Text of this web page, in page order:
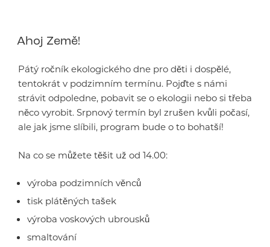
Ahoj Země!
Pátý ročník ekologického dne pro děti i dospělé,
tentokrát v podzimním termínu. Pojďte s námi
strávit odpoledne, pobavit se o ekologii nebo si třeba
něco vyrobit. Srpnový termín byl zrušen kvůli počasí,
ale jak jsme slíbili, program bude o to bohatší!
Na co se můžete těšit už od 14.00:
výroba podzimních věnců
tisk plátěných tašek
výroba voskových ubrousků
smaltování